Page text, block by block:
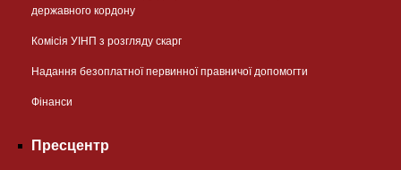
державного кордону
Комісія УІНП з розгляду скарг
Надання безоплатної первинної правничої допомогти
Фінанси
Пресцентр